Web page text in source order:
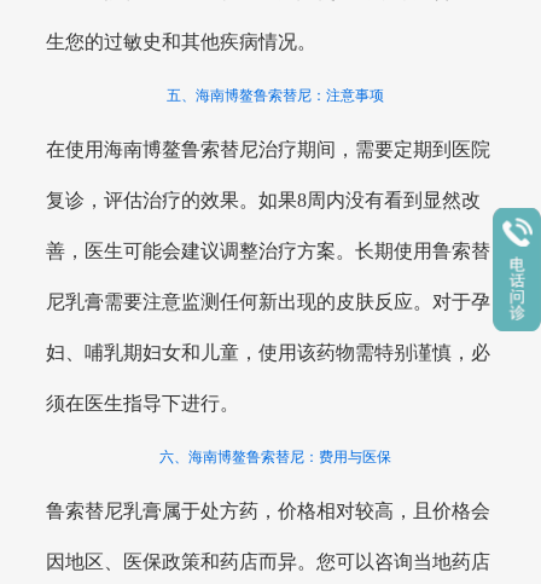
生您的过敏史和其他疾病情况。
五、海南博鳌鲁索替尼：注意事项
在使用海南博鳌鲁索替尼治疗期间，需要定期到医院
复诊，评估治疗的效果。如果8周内没有看到显然改
善，医生可能会建议调整治疗方案。长期使用鲁索替
尼乳膏需要注意监测任何新出现的皮肤反应。对于孕
妇、哺乳期妇女和儿童，使用该药物需特别谨慎，必
须在医生指导下进行。
六、海南博鳌鲁索替尼：费用与医保
鲁索替尼乳膏属于处方药，价格相对较高，且价格会
因地区、医保政策和药店而异。您可以咨询当地药店